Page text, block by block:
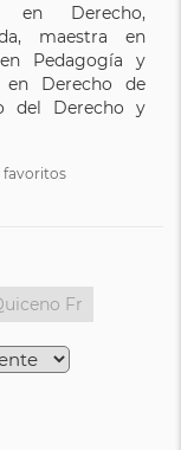
en Derecho,
maestra en
Pedagogía y
en Derecho de
del Derecho y
favoritos